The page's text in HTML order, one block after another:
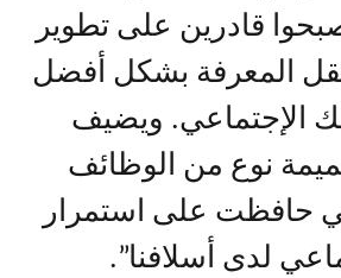
قادرين على تطوير
المعرفة بشكل أفضل
الإجتماعي. ويضيف
نوع من الوظائف
حافظت على استمرار
لدى أسلافنا”.